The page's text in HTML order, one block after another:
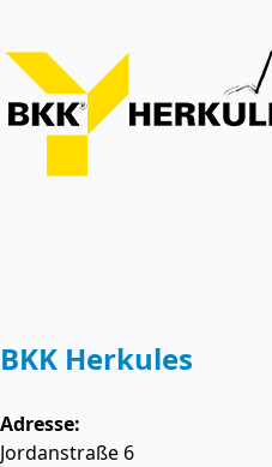
BKK Herkules
Adresse:
Jordanstraße 6